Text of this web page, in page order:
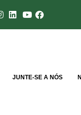
JUNTE-SE A NÓS